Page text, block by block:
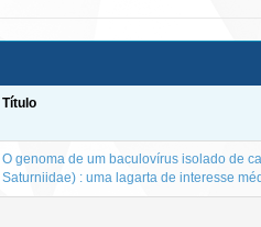
Título
O genoma de um baculovírus isolado de
Saturniidae) : uma lagarta de interesse